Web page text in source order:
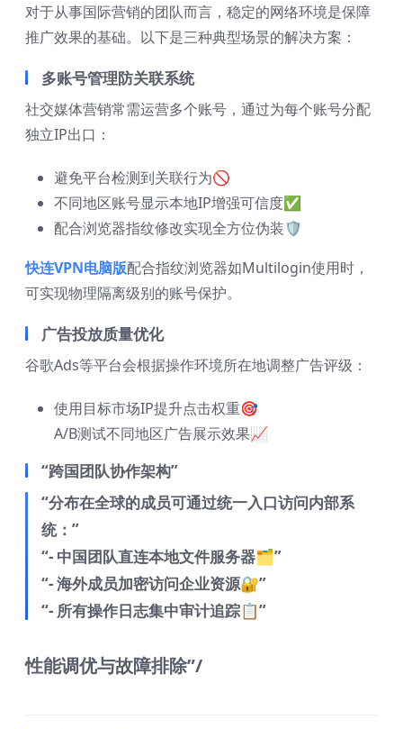
对于从事国际营销的团队而言，稳定的网络环境是保障
推广效果的基础。以下是三种典型场景的解决方案：
多账号管理防关联系统
社交媒体营销常需运营多个账号，通过为每个账号分配
独立IP出口：
避免平台检测到关联行为🚫
不同地区账号显示本地IP增强可信度✅
配合浏览器指纹修改实现全方位伪装🛡️
快连VPN电脑版配合指纹浏览器如Multilogin使用时，
可实现物理隔离级别的账号保护。
广告投放质量优化
谷歌Ads等平台会根据操作环境所在地调整广告评级：
使用目标市场IP提升点击权重🎯
A/B测试不同地区广告展示效果📈
“跨国团队协作架构”
“分布在全球的成员可通过统一入口访问内部系
统：”
“- 中国团队直连本地文件服务器🗂️”
“- 海外成员加密访问企业资源🔐”
“- 所有操作日志集中审计追踪📋”
性能调优与故障排除”/